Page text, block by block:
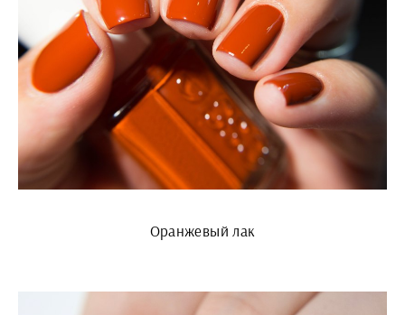
Оранжевый лак